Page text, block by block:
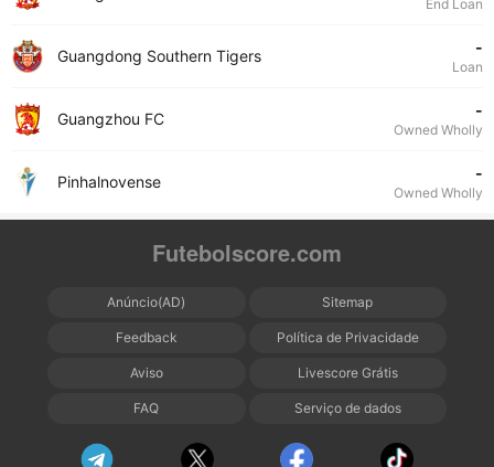
End Loan
Guangdong Southern Tigers -
Loan
Guangzhou FC -
Owned Wholly
Pinhalnovense -
Owned Wholly
Futebolscore.com
Anúncio(AD) Sitemap
Feedback Política de Privacidade
Aviso Livescore Grátis
FAQ Serviço de dados